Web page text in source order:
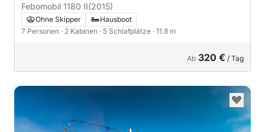
Febomobil 1180 II(2015)
Ohne Skipper
Hausboot
7 Personen · 2 Kabinen · 5 Schlafplätze · 11.8 m
Ab 320 € / Tag